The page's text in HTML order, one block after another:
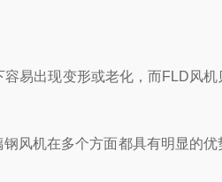
易出现变形或老化，而FLD风机
风机在多个方面都具有明显的优